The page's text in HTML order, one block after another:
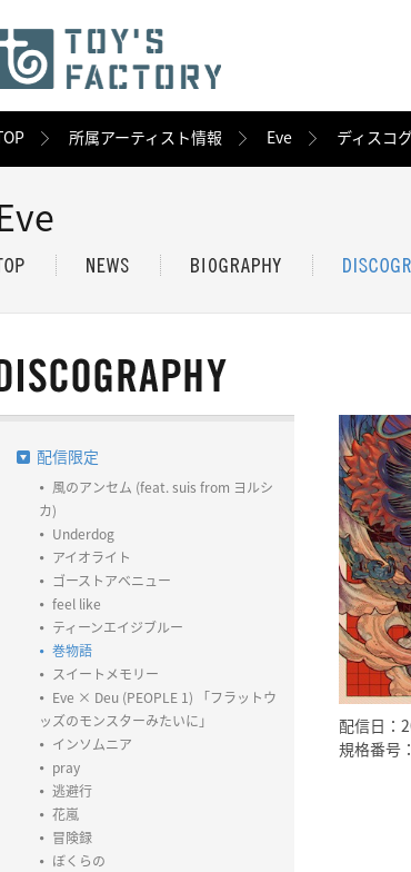
TOP 所属アーティスト情報 Eve ディスコ
Eve
配信限定
風のアンセム (feat. suis from ヨルシ
カ)
Underdog
アイオライト
ゴーストアベニュー
feel like
ティーンエイジブルー
巻物語
スイートメモリー
Eve × Deu (PEOPLE 1) 「フラットウ
ッズのモンスターみたいに」
インソムニア
pray
逃避行
花嵐
冒険録
ぼくらの
配信日：
規格番号：